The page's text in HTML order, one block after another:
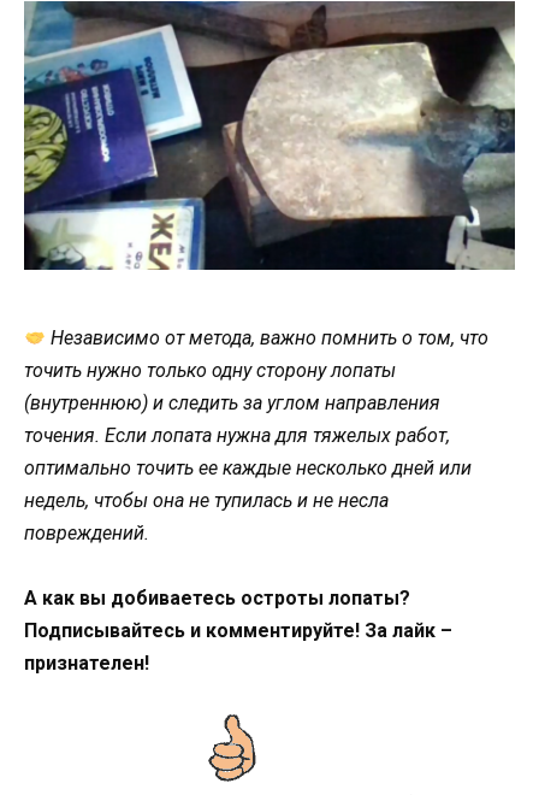
Независимо от метода, важно помнить о том, что
точить нужно только одну сторону лопаты
(внутреннюю) и следить за углом направления
точения. Если лопата нужна для тяжелых работ,
оптимально точить ее каждые несколько дней или
недель, чтобы она не тупилась и не несла
повреждений.
А как вы добиваетесь остроты лопаты?
Подписывайтесь и комментируйте! За лайк –
признателен!